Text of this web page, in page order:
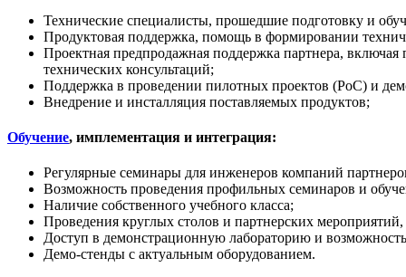
Технические специалисты, прошедшие подготовку и
Продуктовая поддержка, помощь в формировании
Проектная предпродажная поддержка партнера, включая
технических консультаций;
Поддержка в проведении пилотных проектов (PoC) и
Внедрение и инсталляция поставляемых продуктов;
Обучение, имплементация и интеграция:
Регулярные семинары для инженеров компаний
Возможность проведения профильных семинаров и
Наличие собственного учебного класса;
Проведения круглых столов и партнерских
Доступ в демонстрационную лабораторию и
Демо-стенды с актуальным оборудованием.